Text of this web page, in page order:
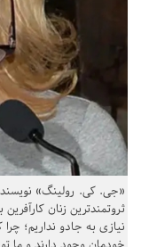
«جی. کی. رولینگ»
ثروتمندترین زنان
نیازی به جادو نداریم؛